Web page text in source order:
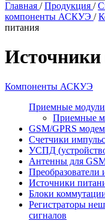
Главная /Продукция /
компоненты АСКУЭ /
питания
Компоненты АСКУЭ
Приемные модули
Приемные
GSM/GPRS
Счетчики
УСПД
Антенны для
Преобразователи
Источники
Блоки
Регистраторы
сигналов